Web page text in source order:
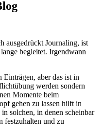
ausgedrückt Journaling, ist
begleitet. Irgendwann
Einträgen, aber das ist in
werden sondern
Momente beim
gehen zu lassen hilft in
solchen, in denen scheinbar
festzuhalten und zu